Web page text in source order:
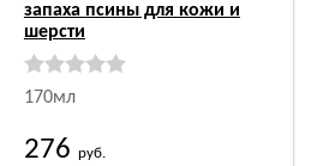
запаха псины для кожи и
шерсти
170мл
276 руб.